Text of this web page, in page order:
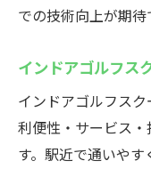
での技術向上が期待
インドアゴルフス
インドアゴルフス
利便性・サービス
す。駅近で通いや